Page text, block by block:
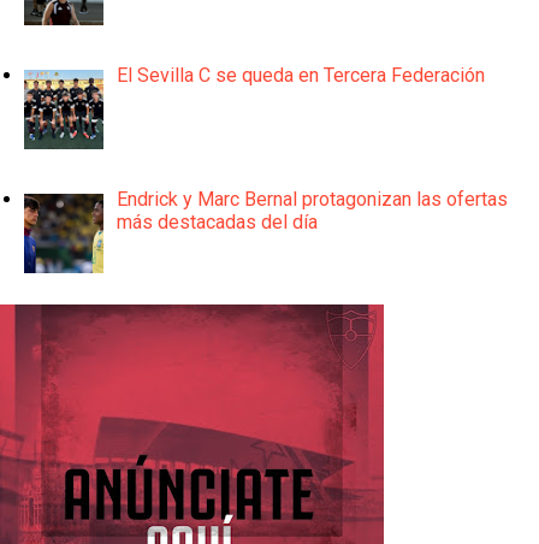
El Sevilla C se queda en Tercera Federación
Endrick y Marc Bernal protagonizan las ofertas
más destacadas del día